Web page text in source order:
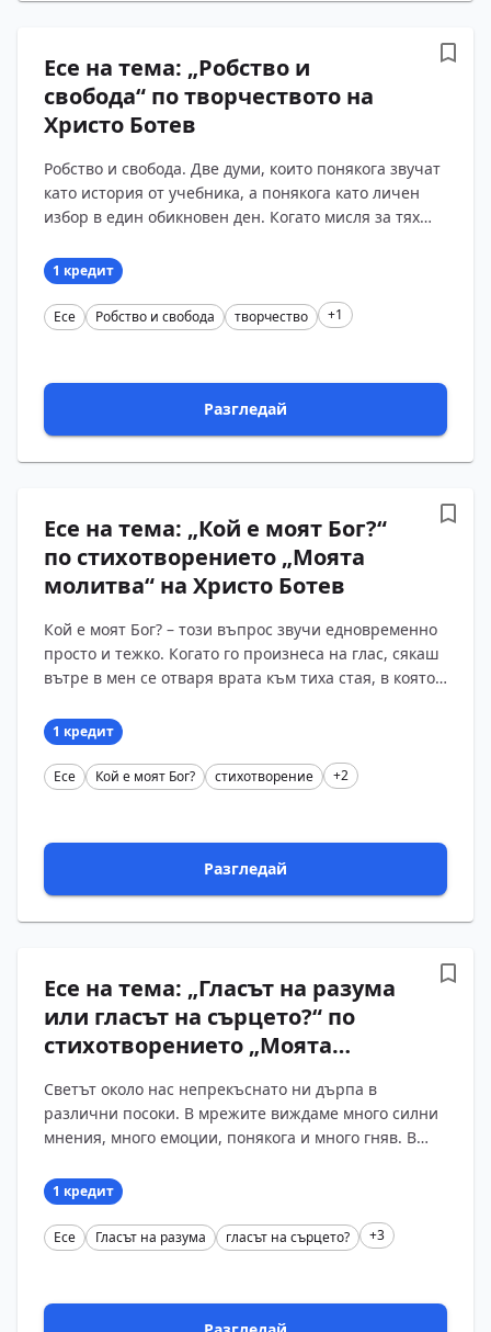
Есе на тема: „Робство и
свобода“ по творчеството на
Христо Ботев
Робство и свобода. Две думи, които понякога звучат
като история от учебника, а понякога като личен
избор в един обикновен ден. Когато мисля за тях
1 кредит
Есе Робство и свобода творчество +1
Разгледай
Есе на тема: „Кой е моят Бог?“
по стихотворението „Моята
молитва“ на Христо Ботев
Кой е моят Бог? – този въпрос звучи едновременно
просто и тежко. Когато го произнеса на глас, сякаш
вътре в мен се отваря врата към тиха стая, в която
1 кредит
Есе Кой е моят Бог? стихотворение +2
Разгледай
Есе на тема: „Гласът на разума
или гласът на сърцето?“ по
стихотворението „Моята
Светът около нас непрекъснато ни дърпа в
различни посоки. В мрежите виждаме много силни
мнения, много емоции, понякога и много гняв. В
да мислим...
1 кредит
Есе Гласът на разума гласът на сърцето? +3